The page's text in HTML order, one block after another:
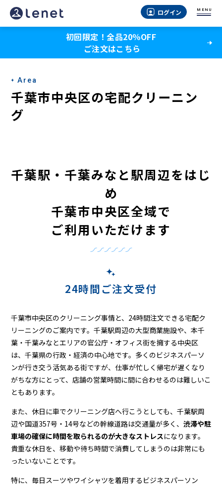
千
葉
中
央
区
の
ク
ログイン MENU
初回限定！全品20％OFF
ご注文はこちら
Area
千葉市中央区の宅配クリーニン
グ
千葉駅・千葉みなと駅周辺をはじ
め
千葉市中央区全域で
ご利用いただけます
24時間ご注文受付
千葉市中央区のクリーニング事情と、24時間注文できる宅配ク
リーニングのご案内です。千葉駅周辺の大型商業施設や、本千
葉・千葉みなとエリアの官公庁・オフィス街を擁する中央区
は、千葉県の行政・経済の中心地です。多くのビジネスパーソ
ンが行き交う活気ある街ですが、仕事が忙しく帰宅が遅くなり
がちな方にとって、店舗の営業時間に間に合わせるのは難しいこ
ともあります。
また、休日に車でクリーニング店へ行こうとしても、千葉駅周
辺や国道357号・14号などの幹線道路は交通量が多く、 渋滞や駐
車場の確保に時間を取られるのが大きなストレスになります。
貴重な休日を、移動や待ち時間で消費してしまうのは非常にも
ったいないことです。
特に、毎日スーツやワイシャツを着用するビジネスパーソン